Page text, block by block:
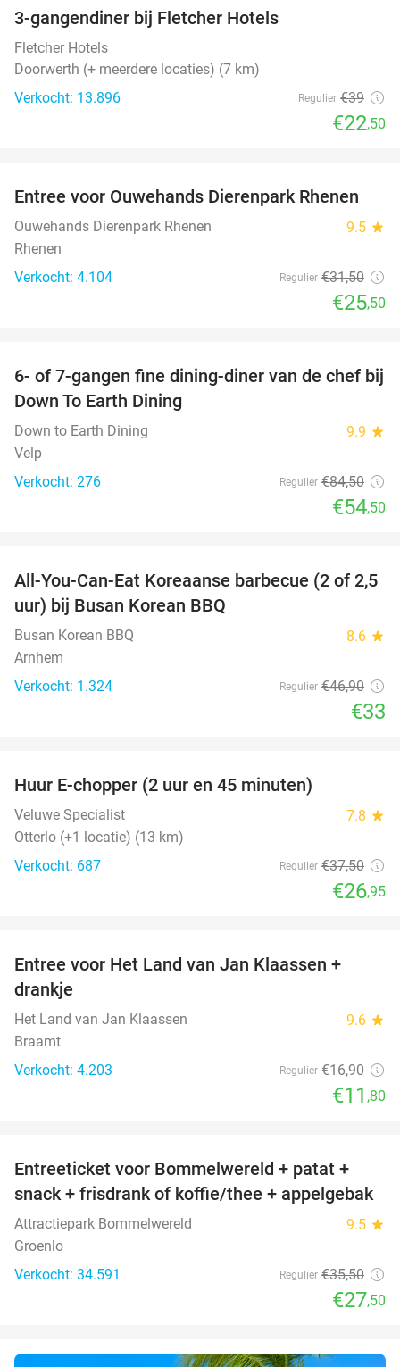
3-gangendiner bij Fletcher Hotels
Fletcher Hotels
Doorwerth (+ meerdere locaties) (7 km)
Verkocht: 13.896
Regulier €39
€22,50
19%
Entree voor Ouwehands Dierenpark Rhenen
Ouwehands Dierenpark Rhenen 9.5 star
Rhenen
Verkocht: 4.104
Regulier €31,50
€25,50
36%
6- of 7-gangen fine dining-diner van de chef bij
Down To Earth Dining
Down to Earth Dining 9.9 star
Velp
Verkocht: 276
Regulier €84,50
€54,50
30%
All-You-Can-Eat Koreaanse barbecue (2 of 2,5
uur) bij Busan Korean BBQ
Busan Korean BBQ 8.6 star
Arnhem
Verkocht: 1.324
Regulier €46,90
€33
Huur E-chopper (2 uur en 45 minuten)
Veluwe Specialist 7.8 star
Otterlo (+1 locatie) (13 km)
Verkocht: 687
Regulier €37,50
€26,95
Entree voor Het Land van Jan Klaassen +
drankje
Het Land van Jan Klaassen 9.6 star
Braamt
Verkocht: 4.203
Regulier €16,90
€11 ,80
23%
Entreeticket voor Bommelwereld + patat +
snack + frisdrank of koffie/thee + appelgebak
Attractiepark Bommelwereld 9.5 star
Groenlo
Verkocht: 34.591
Regulier €35,50
€27,50